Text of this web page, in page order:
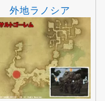
外地ラノシア